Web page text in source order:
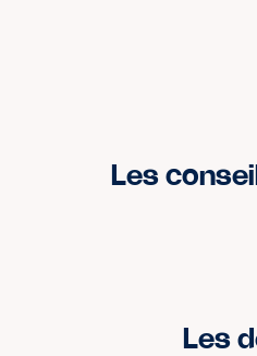
Les
Les